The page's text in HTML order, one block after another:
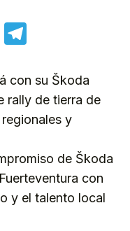
LinkedIn
con su Škoda
rally de tierra de
y
de Škoda
con
y el talento local